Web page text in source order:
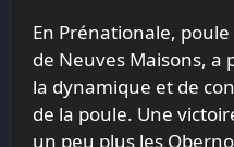
En Prénationale, poule
de Neuves Maisons,
la dynamique et de
de la poule. Une
un peu plus les